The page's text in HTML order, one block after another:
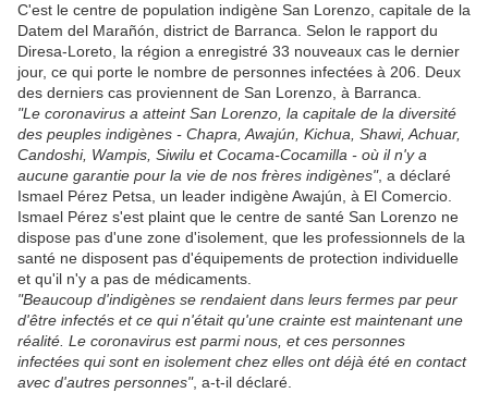
C'est le centre de population indigène San Lorenzo, capitale de la
Datem del Marañón, district de Barranca. Selon le rapport du
Diresa-Loreto, la région a enregistré 33 nouveaux cas le dernier
jour, ce qui porte le nombre de personnes infectées à 206. Deux
des derniers cas proviennent de San Lorenzo, à Barranca.
"Le coronavirus a atteint San Lorenzo, la capitale de la diversité
des peuples indigènes - Chapra, Awajún, Kichua, Shawi, Achuar,
Candoshi, Wampis, Siwilu et Cocama-Cocamilla - où il n'y a
aucune garantie pour la vie de nos frères indigènes", a déclaré
Ismael Pérez Petsa, un leader indigène Awajún, à El Comercio.
Ismael Pérez s'est plaint que le centre de santé San Lorenzo ne
dispose pas d'une zone d'isolement, que les professionnels de la
santé ne disposent pas d'équipements de protection individuelle
et qu'il n'y a pas de médicaments.
"Beaucoup d'indigènes se rendaient dans leurs fermes par peur
d'être infectés et ce qui n'était qu'une crainte est maintenant une
réalité. Le coronavirus est parmi nous, et ces personnes
infectées qui sont en isolement chez elles ont déjà été en contact
avec d'autres personnes", a-t-il déclaré.